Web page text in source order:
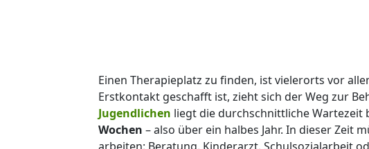
Einen Therapieplatz zu finden, ist vielerorts vor
Erstkontakt geschafft ist, zieht sich der Weg zur
Jugendlichen liegt die durchschnittliche Wartezeit
Wochen – also über ein halbes Jahr. In dieser Zeit
arbeiten: Beratung, Kinderarzt, Schulsozialarbeit